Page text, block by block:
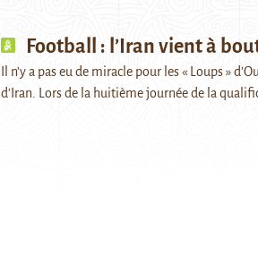
Football : l’Iran vient à
Il n’y a pas eu de miracle pour les « Loups »
d’Iran. Lors de la huitième journée de la